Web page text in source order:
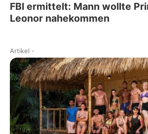
FBI ermittelt: Mann wollte
Leonor nahekommen
Artikel -